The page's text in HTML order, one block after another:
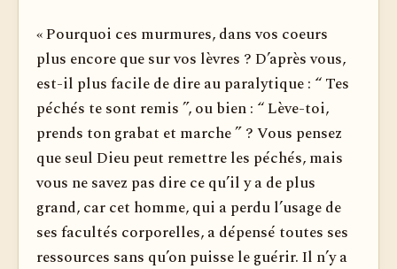
« Pourquoi ces murmures, dans vos coeurs
plus encore que sur vos lèvres ? D’après vous,
est-il plus facile de dire au paraly­tique : “ Tes
péchés te sont remis ”, ou bien : “ Lève-toi,
prends ton grabat et marche ” ? Vous pensez
que seul Dieu peut remettre les péchés, mais
vous ne savez pas dire ce qu’il y a de plus
grand, car cet homme, qui a perdu l’usage de
ses facultés corporelles, a dépensé toutes ses
ressources sans qu’on puisse le guérir. Il n’y a